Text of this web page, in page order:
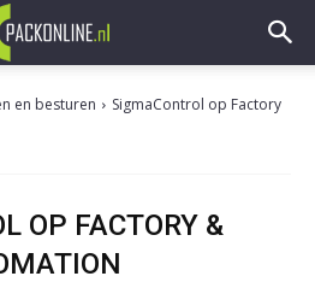
en besturen
SigmaControl op Factory
OP FACTORY &